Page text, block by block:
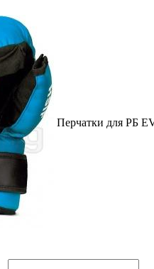
Перчатки для РБ